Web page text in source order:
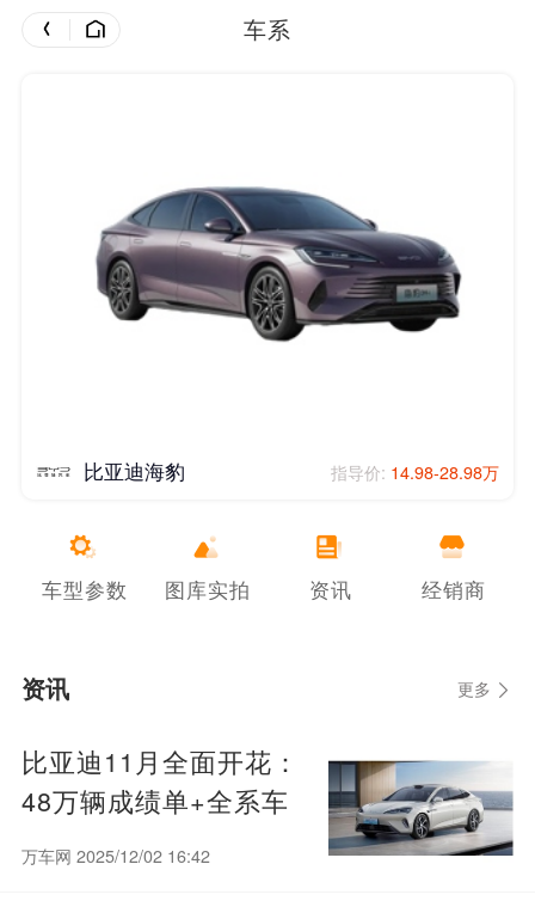
车系
比亚迪海豹 指导价: 14.98-28.98万
车型参数 图库实拍 资讯 经销商
资讯 更多
比亚迪11月全面开花：
48万辆成绩单+全系车
型销量排名（12款破
万车网 2025/12/02 16:42